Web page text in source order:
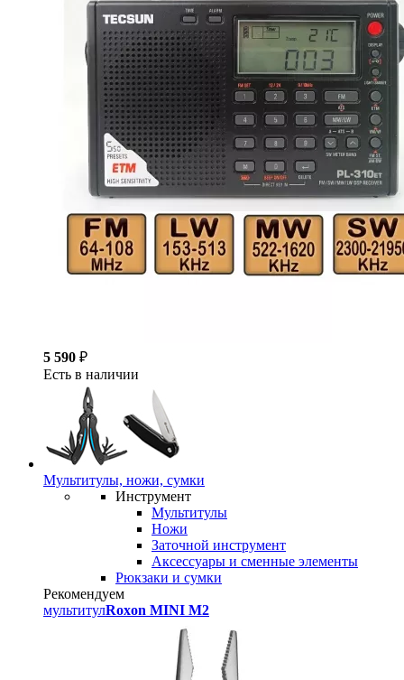
5 590 ₽
Есть в наличии
Мультитулы, ножи, сумки
Инструмент
Мультитулы
Ножи
Заточной инструмент
Аксессуары и сменные элементы
Рюкзаки и сумки
Рекомендуем
мультитулRoxon MINI M2